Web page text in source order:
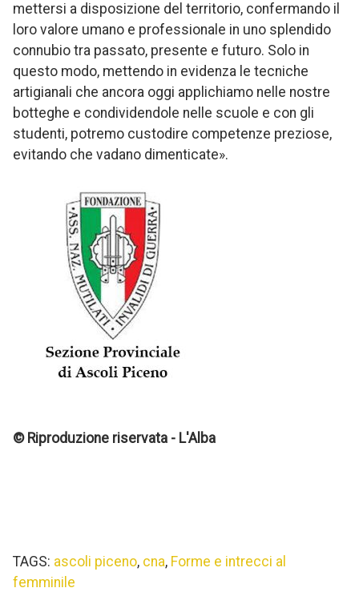
mettersi a disposizione del territorio, confermando il
loro valore umano e professionale in uno splendido
connubio tra passato, presente e futuro. Solo in
questo modo, mettendo in evidenza le tecniche
artigianali che ancora oggi applichiamo nelle nostre
botteghe e condividendole nelle scuole e con gli
studenti, potremo custodire competenze preziose,
evitando che vadano dimenticate».
© Riproduzione riservata - L'Alba
TAGS: ascoli piceno, cna, Forme e intrecci al
femminile